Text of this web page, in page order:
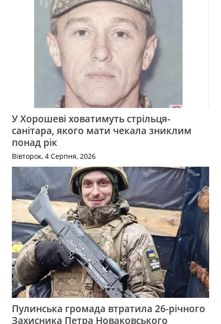
У Хорошеві ховатимуть стрільця-
санітара, якого мати чекала зниклим
понад рік
Вівторок, 4 Серпня, 2026
Пулинська громада втратила 26-річного
Захисника Петра Новаковського